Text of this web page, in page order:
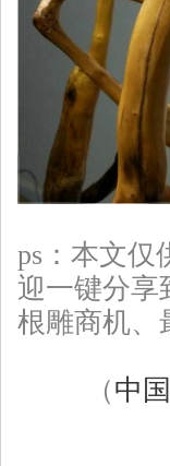
ps：本文仅
迎一键分享
根雕商机、
（中